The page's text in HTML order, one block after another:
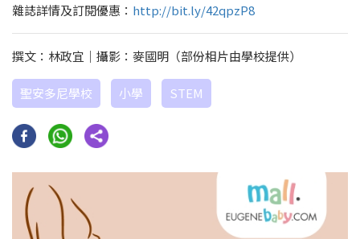
雜誌詳情及訂閱優惠： http://bit.ly/42qpzP8
撰文：林政宜｜攝影：麥國明（部份相片由學校提供）
聖安多尼學校 小學 STEM